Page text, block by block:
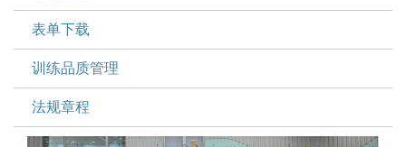
表单下载
训练品质管理
法规章程